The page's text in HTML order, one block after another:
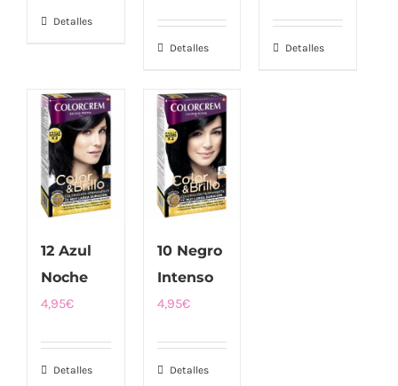
Detalles
Detalles Detalles
12 Azul
Noche
4,95€
Detalles
10 Negro
Intenso
4,95€
Detalles